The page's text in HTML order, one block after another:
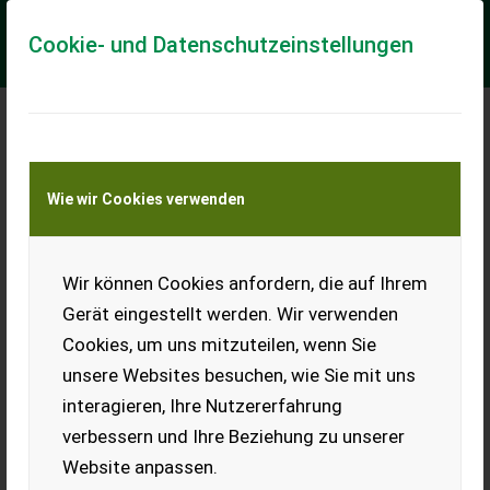
Cookie- und Datenschutzeinstellungen
Wie wir Cookies verwenden
Wir können Cookies anfordern, die auf Ihrem
Gerät eingestellt werden. Wir verwenden
Cookies, um uns mitzuteilen, wenn Sie
unsere Websites besuchen, wie Sie mit uns
interagieren, Ihre Nutzererfahrung
verbessern und Ihre Beziehung zu unserer
Website anpassen.
Meine Transportkostenanfrage
Transport von Land- und Baumaschinen –
KEINE Tiertransporte
Claas Elios 320
Mietrückläufer Claas Elios 320, war für einen Kunden mit
einem Wasserfass im Baustelleneinsatz Powershuttle und
Lastschaltung, leise Ebene Kabine, ...
EUR 57.480 inkl. 20 % MwSt.